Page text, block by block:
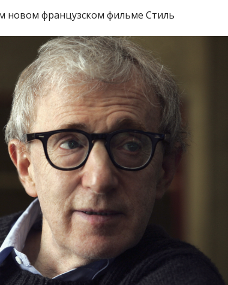
новом французском фильме Стиль